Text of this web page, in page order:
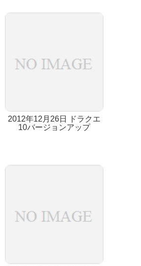
2012年12月26日 ドラクエ
10バージョンアップ